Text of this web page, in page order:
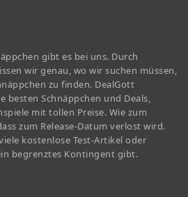
gibt es bei uns. Durch
wir genau, wo wir suchen müssen,
zu finden. DealGott
Schnäppchen und Deals,
mit tollen Preise. Wie zum
zum Release-Datum verlost wird.
kostenlose Test-Artikel oder
begrenztes Kontingent gibt.